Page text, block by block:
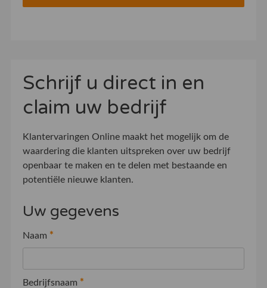
Schrijf u direct in en
claim uw bedrijf
Klantervaringen Online maakt het mogelijk om de
waardering die klanten uitspreken over uw bedrijf
openbaar te maken en te delen met bestaande en
potentiële nieuwe klanten.
Uw gegevens
Naam *
Bedrijfsnaam *